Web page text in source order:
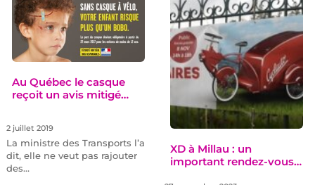
Au Québec le casque
reçoit un avis mitigé…
2 juillet 2019
La ministre des Transports l’a
dit, elle ne veut pas rajouter
des…
XD à Millau : un
important rendez-vous…